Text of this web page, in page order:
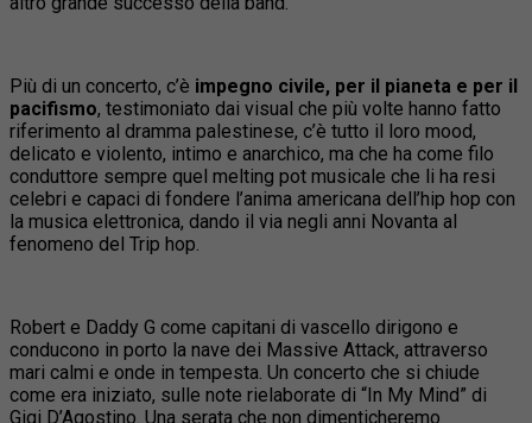
Più di un concerto, c’è impegno civile, per il pianeta e per il
pacifismo, testimoniato dai visual che più volte hanno fatto
riferimento al dramma palestinese, c’è tutto il loro mood,
delicato e violento, intimo e anarchico, ma che ha come filo
conduttore sempre quel melting pot musicale che li ha resi
celebri e capaci di fondere l’anima americana dell’hip hop con
la musica elettronica, dando il via negli anni Novanta al
fenomeno del Trip hop.
Robert e Daddy G come capitani di vascello dirigono e
conducono in porto la nave dei Massive Attack, attraverso
mari calmi e onde in tempesta. Un concerto che si chiude
come era iniziato, sulle note rielaborate di “In My Mind” di
Gigi D’Agostino. Una serata che non dimenticheremo